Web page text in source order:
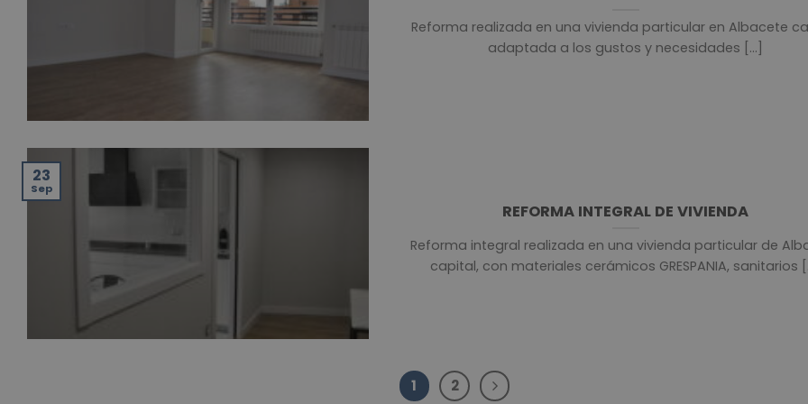
Reforma realizada en una vivienda particular en Albacete
adaptada a los gustos y necesidades [...]
REFORMA INTEGRAL DE VIVIENDA
Reforma integral realizada en una vivienda particular de
capital, con materiales cerámicos GRESPANIA, sanitarios
23
Sep
1 2